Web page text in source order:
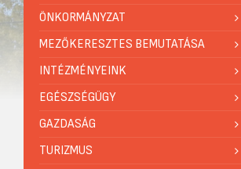
ÖNKORMÁNYZAT
MEZŐKERESZTES BEMUTATÁSA
INTÉZMÉNYEINK
EGÉSZSÉGÜGY
GAZDASÁG
TURIZMUS